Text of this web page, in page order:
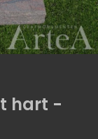
hart -